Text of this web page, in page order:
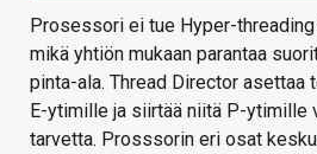
Prosessori ei tue Hyper-
mikä yhtiön mukaan parantaa
pinta-ala. Thread Director
E-ytimille ja siirtää niitä P-ytimille
tarvetta. Prosssorin eri osat